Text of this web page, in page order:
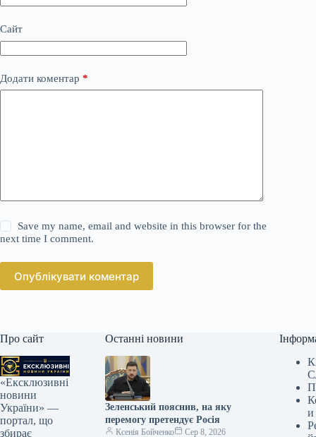
Сайт
Додати коментар *
Save my name, email and website in this browser for the
next time I comment.
Опублікувати коментар
Про сайт
«Ексклюзивні
новини
України» —
портал, що
збирає
Останні новини
Зеленський пояснив, на яку
перемогу претендує Росія
Ксенія Бойченко Сер 8, 2026
и